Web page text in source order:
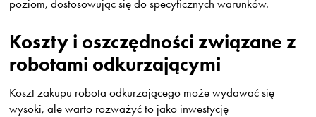
poziom, dostosowując się do specyficznych warunków.
Koszty i oszczędności związane z
robotami odkurzającymi
Koszt zakupu robota odkurzającego może wydawać się
wysoki, ale warto rozważyć to jako inwestycję